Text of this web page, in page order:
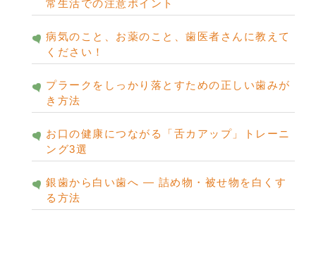
常生活での注意ポイント
病気のこと、お薬のこと、歯医者さんに教えて
ください！
プラークをしっかり落とすための正しい歯みが
き方法
お口の健康につながる「舌カアップ」トレーニ
ング3選
銀歯から白い歯へ ― 詰め物・被せ物を白くす
る方法